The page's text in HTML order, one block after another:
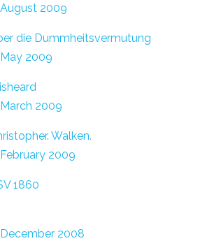
August 2009
die Dummheitsvermutung
May 2009
March 2009
Walken.
February 2009
1860
December 2008